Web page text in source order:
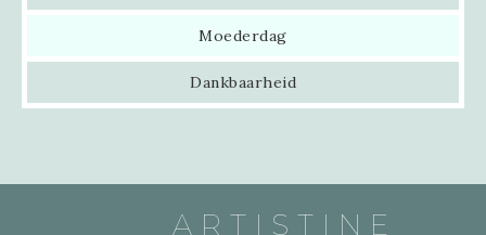
Moederdag
Dankbaarheid
ARTISTINE